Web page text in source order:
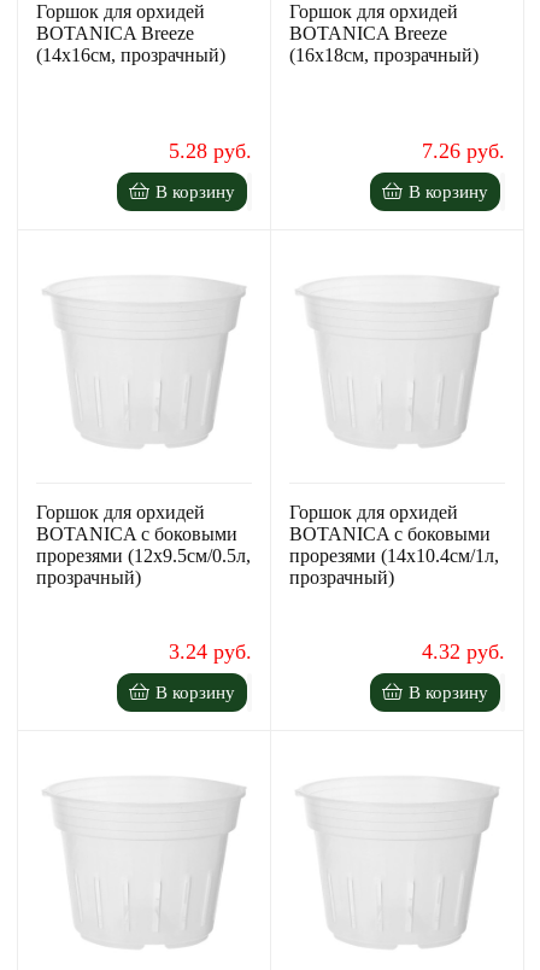
Горшок для орхидей
BOTANICA Breeze
(14х16cм, прозрачный)
5.28 руб.
В корзину
Горшок для орхидей
BOTANICA Breeze
(16х18cм, прозрачный)
7.26 руб.
В корзину
Горшок для орхидей
BOTANICA с боковыми
прорезями (12x9.5см/0.5л,
прозрачный)
3.24 руб.
В корзину
Горшок для орхидей
BOTANICA с боковыми
прорезями (14x10.4см/1л,
прозрачный)
4.32 руб.
В корзину